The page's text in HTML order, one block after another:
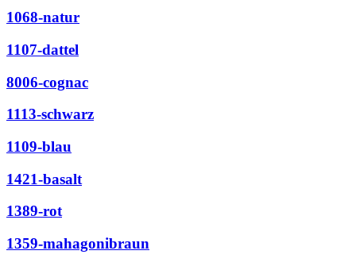
1068-natur
1107-dattel
8006-cognac
1113-schwarz
1109-blau
1421-basalt
1389-rot
1359-mahagonibraun